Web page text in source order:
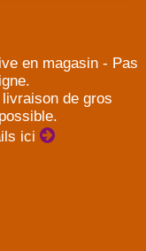
en magasin - Pas
de gros
ici